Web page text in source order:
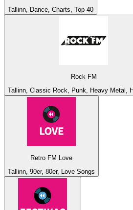
Tallinn, Dance, Charts, Top 40
Rock FM
Tallinn, Classic Rock, Punk, Heavy Metal,
Retro FM Love
Tallinn, 90er, 80er, Love Songs